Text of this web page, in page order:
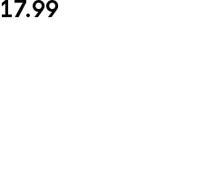
17.99